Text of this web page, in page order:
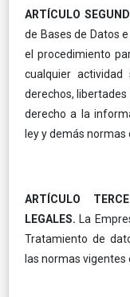
ARTÍCULO
de Bases de Datos
el procedimiento
cualquier
derechos, libertades
derecho a la
ley y demás normas
ARTÍCULO
LEGALES. La
Tratamiento de
las normas vigentes